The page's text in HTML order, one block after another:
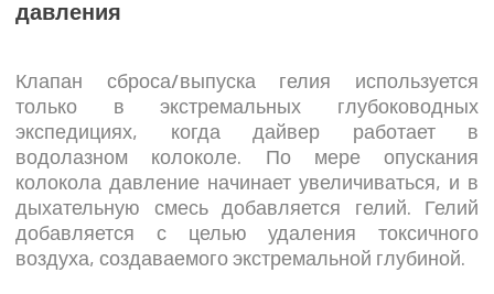
давления
Клапан сброса/выпуска гелия используется
только в экстремальных глубоководных
экспедициях, когда дайвер работает в
водолазном колоколе. По мере опускания
колокола давление начинает увеличиваться, и в
дыхательную смесь добавляется гелий. Гелий
добавляется с целью удаления токсичного
воздуха, создаваемого экстремальной глубиной.